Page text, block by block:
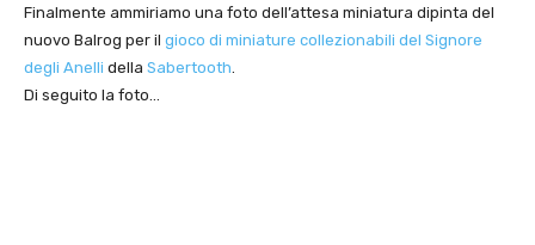
Finalmente ammiriamo una foto dell’attesa miniatura dipinta del
nuovo Balrog per il gioco di miniature collezionabili del Signore
degli Anelli della Sabertooth.
Di seguito la foto…